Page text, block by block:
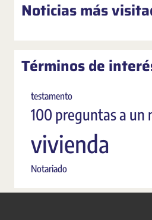
Noticias más
Términos de
testamento
100 preguntas a un
vivienda
Notariado